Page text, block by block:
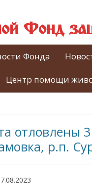
Фонд
Фонда
Центр помощи
отловлены
р.п.